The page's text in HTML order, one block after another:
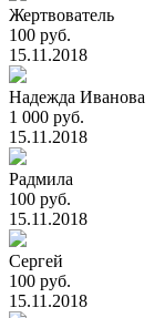
Жертвователь
100 руб.
15.11.2018
Надежда Иванова
1 000 руб.
15.11.2018
Радмила
100 руб.
15.11.2018
Сергей
100 руб.
15.11.2018